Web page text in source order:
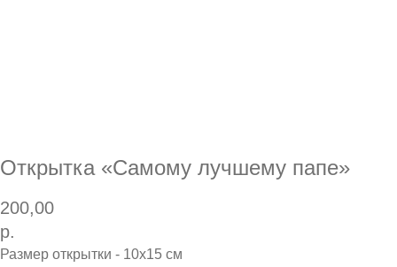
Открытка «Самому лучшему папе»
200,00
р.
Размер открытки - 10х15 см